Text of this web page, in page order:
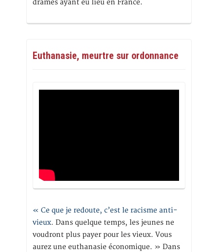
drames ayant eu lieu en France.
Euthanasie, meurtre sur ordonnance
« Ce que je redoute, c’est le racisme anti-
vieux. Dans quelque temps, les jeunes ne
voudront plus payer pour les vieux. Vous
aurez une euthanasie économique. » Dans